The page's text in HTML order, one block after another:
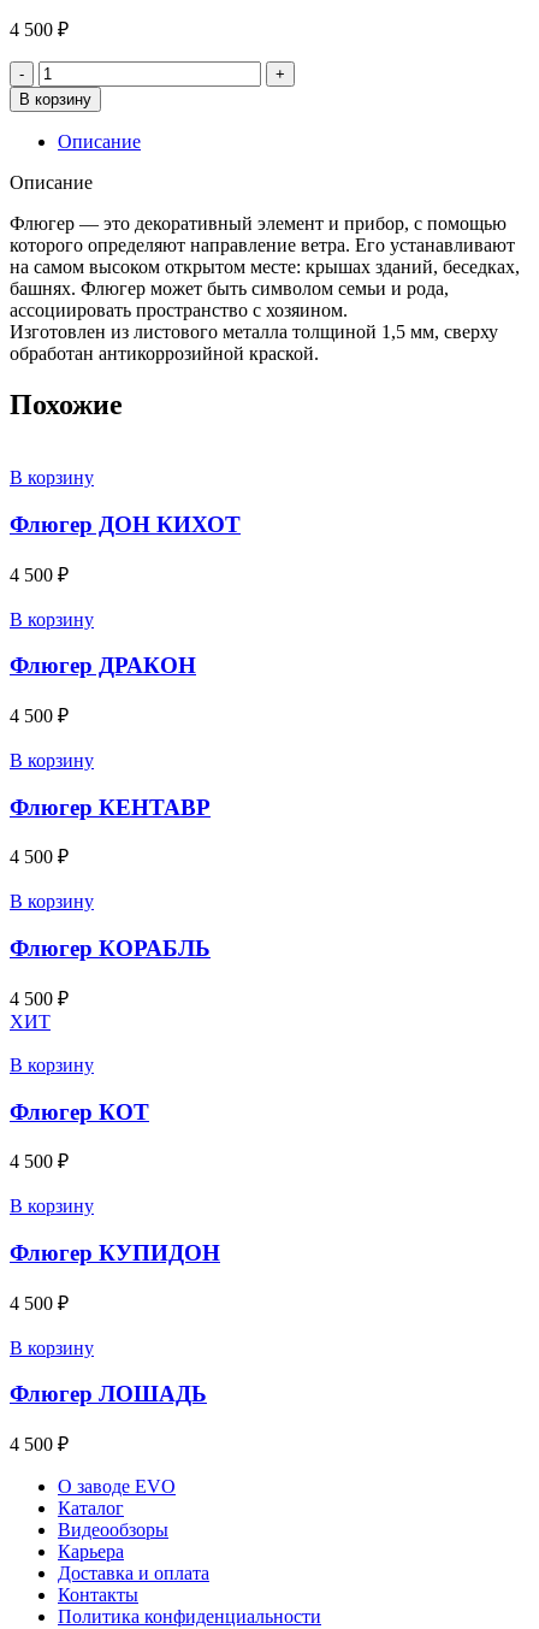
4 500 ₽
Количество
товара
Флюгер
ПЕТУХ
В корзину
Описание
Описание
Флюгер — это декоративный элемент и прибор, с помощью
которого определяют направление ветра. Его устанавливают
на самом высоком открытом месте: крышах зданий, беседках,
башнях. Флюгер может быть символом семьи и рода,
ассоциировать пространство с хозяином.
Изготовлен из листового металла толщиной 1,5 мм, сверху
обработан антикоррозийной краской.
Похожие
В корзину
Флюгер ДОН КИХОТ
4 500 ₽
В корзину
Флюгер ДРАКОН
4 500 ₽
В корзину
Флюгер КЕНТАВР
4 500 ₽
В корзину
Флюгер КОРАБЛЬ
4 500 ₽
ХИТ
В корзину
Флюгер КОТ
4 500 ₽
В корзину
Флюгер КУПИДОН
4 500 ₽
В корзину
Флюгер ЛОШАДЬ
4 500 ₽
О заводе EVO
Каталог
Видеообзоры
Карьера
Доставка и оплата
Контакты
Политика конфиденциальности